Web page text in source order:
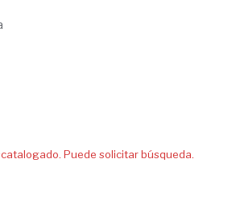
Puede solicitar búsqueda.